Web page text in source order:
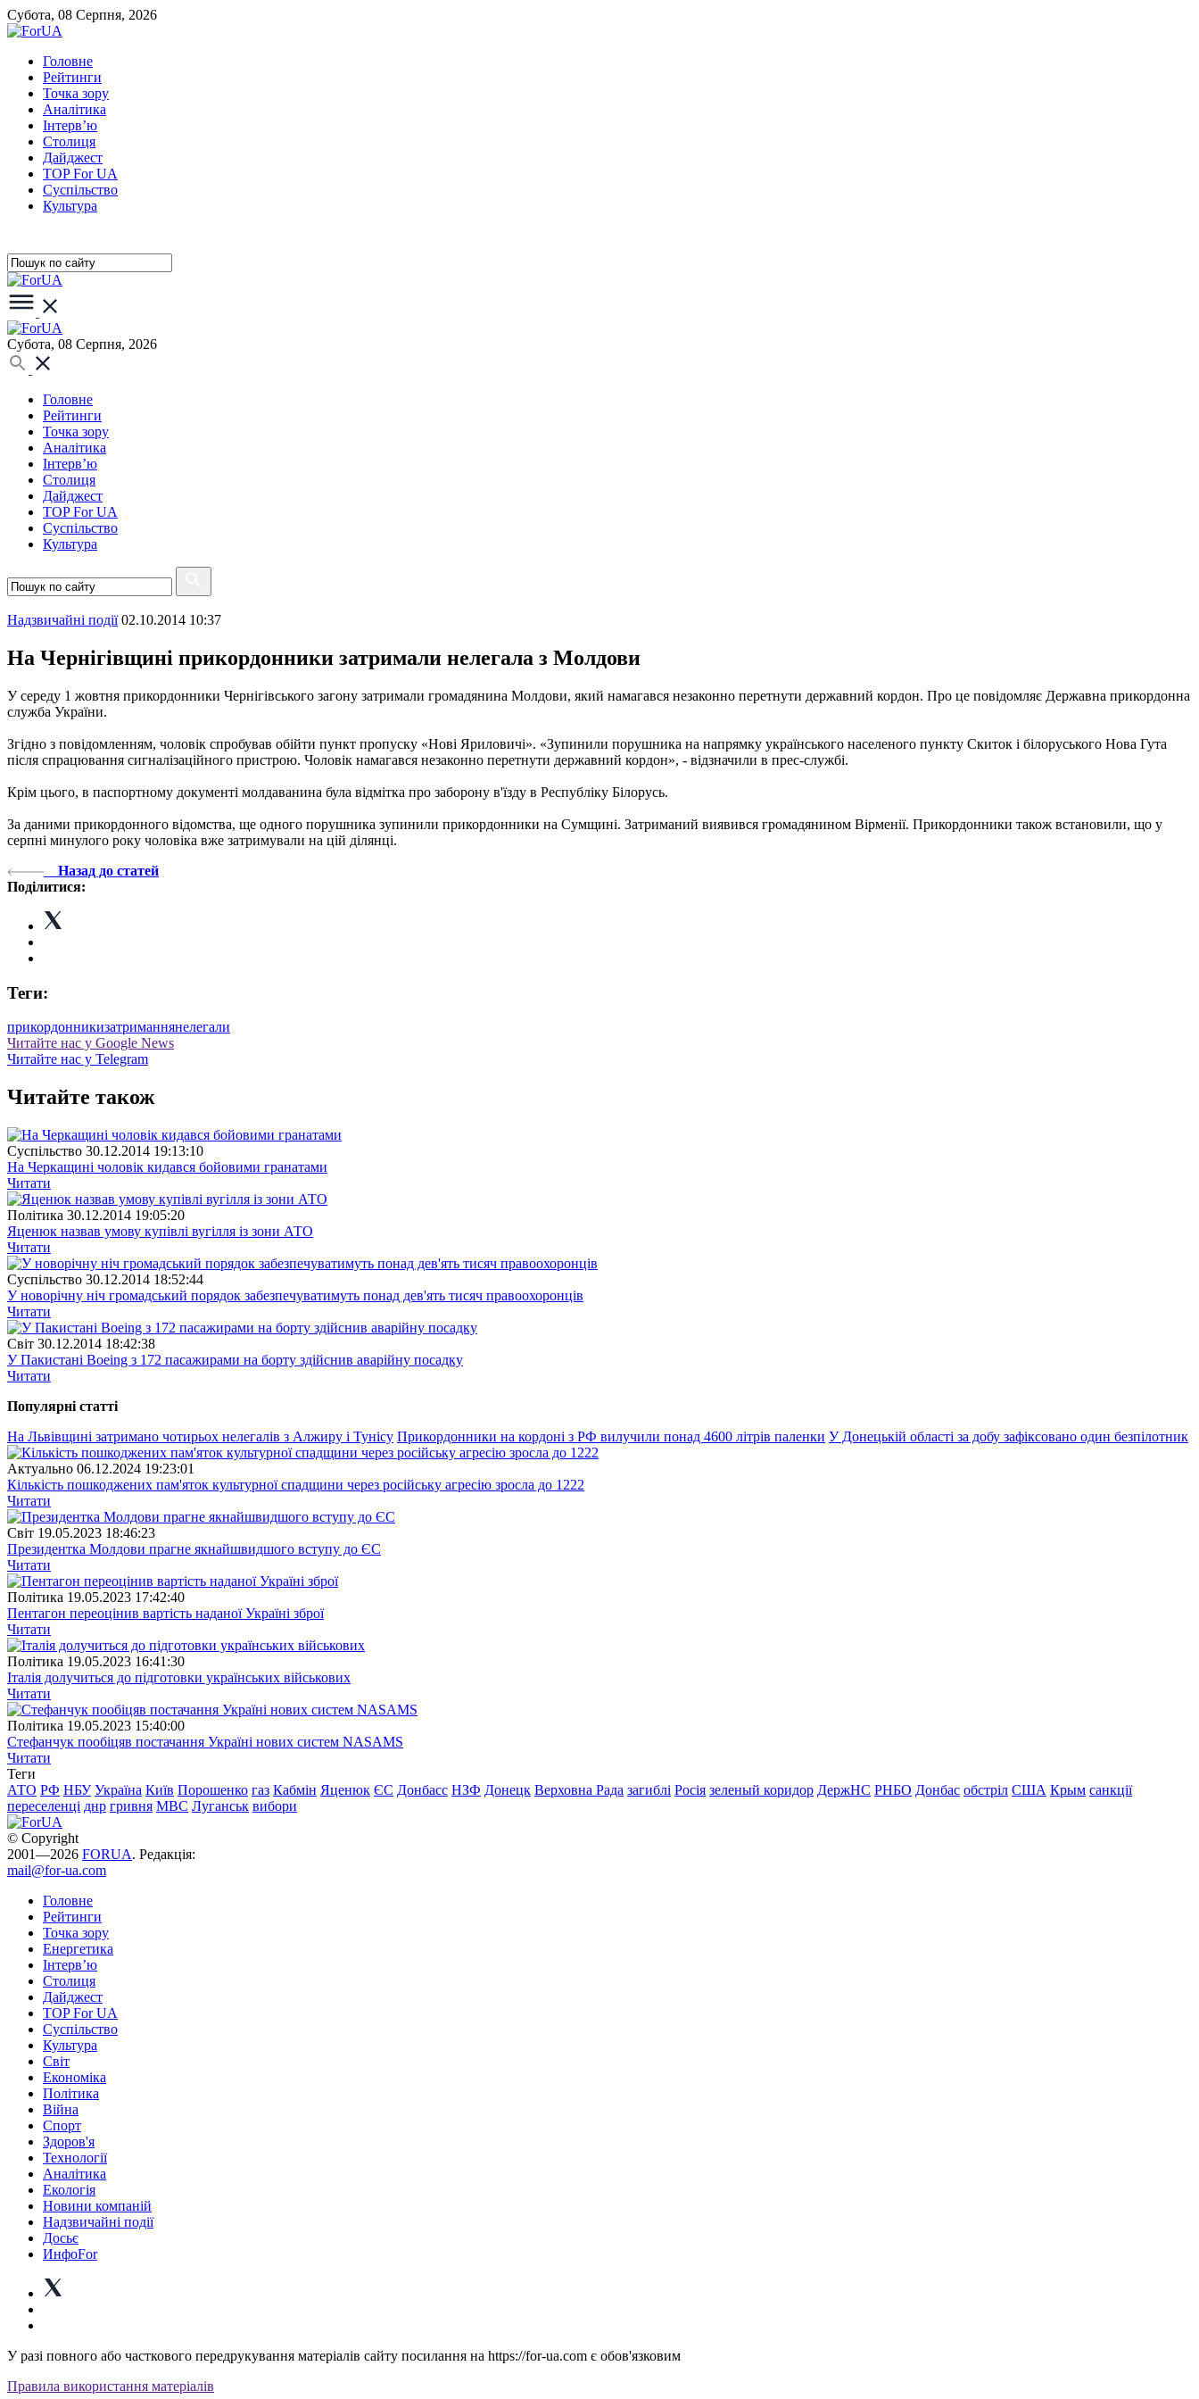
Субота, 08 Серпня, 2026
Головне
Рейтинги
Точка зору
Аналітика
Інтерв’ю
Столиця
Дайджест
TOP For UA
Суспiльство
Культура
Субота, 08 Серпня, 2026
Головне
Рейтинги
Точка зору
Аналітика
Інтерв’ю
Столиця
Дайджест
TOP For UA
Суспiльство
Культура
Надзвичайні події 02.10.2014 10:37
На Чернігівщині прикордонники затримали нелегала з Молдови
У середу 1 жовтня прикордонники Чернігівського загону затримали громадянина Молдови, який намагався незаконно перетнути державний кордон. Про це повідомляє Державна прикордонна
служба України.
Згідно з повідомленням, чоловік спробував обійти пункт пропуску «Нові Яриловичі». «Зупинили порушника на напрямку українського населеного пункту Скиток і білоруського Нова Гута
після спрацювання сигналізаційного пристрою. Чоловік намагався незаконно перетнути державний кордон», - відзначили в прес-службі.
Крім цього, в паспортному документі молдаванина була відмітка про заборону в'їзду в Республіку Білорусь.
За даними прикордонного відомства, ще одного порушника зупинили прикордонники на Сумщині. Затриманий виявився громадянином Вірменії. Прикордонники також встановили, що у
серпні минулого року чоловіка вже затримували на цій ділянці.
Назад до статей
Поділитися:
Теги:
прикордонникизатриманнянелегали
Читайте нас у Google News
Читайте нас у Telegram
Читайте також
Суспiльство 30.12.2014 19:13:10
На Черкащині чоловік кидався бойовими гранатами
Читати
Полiтика 30.12.2014 19:05:20
Яценюк назвав умову купівлі вугілля із зони АТО
Читати
Суспiльство 30.12.2014 18:52:44
У новорічну ніч громадський порядок забезпечуватимуть понад дев'ять тисяч правоохоронців
Читати
Свiт 30.12.2014 18:42:38
У Пакистані Boeing з 172 пасажирами на борту здійснив аварійну посадку
Читати
Популярнi статтi
На Львівщині затримано чотирьох нелегалів з Алжиру і Тунісу Прикордонники на кордоні з РФ вилучили понад 4600 літрів паленки У Донецькій області за добу зафіксовано один безпілотник
Актуально 06.12.2024 19:23:01
Кількість пошкоджених пам'яток культурної спадщини через російську агресію зросла до 1222
Читати
Свiт 19.05.2023 18:46:23
Президентка Молдови прагне якнайшвидшого вступу до ЄС
Читати
Полiтика 19.05.2023 17:42:40
Пентагон переоцінив вартість наданої Україні зброї
Читати
Полiтика 19.05.2023 16:41:30
Італія долучиться до підготовки українських військових
Читати
Полiтика 19.05.2023 15:40:00
Стефанчук пообіцяв постачання Україні нових систем NASAMS
Читати
Теги
АТО РФ НБУ Україна Київ Порошенко газ Кабмін Яценюк ЄС Донбасс НЗФ Донецк Верховна Рада загиблі Росія зеленый коридор ДержНС РНБО Донбас обстріл США Крым санкції
переселенці днр гривня МВС Луганськ вибори
© Copyright
2001—2026 FORUA. Редакція:
mail@for-ua.com
Головне
Рейтинги
Точка зору
Енергетика
Інтерв’ю
Столиця
Дайджест
TOP For UA
Суспiльство
Культура
Світ
Економіка
Політика
Війна
Спорт
Здоров'я
Технології
Аналітика
Екологія
Новини компаній
Надзвичайні події
Досьє
ИнфоFor
У разі повного або часткового передрукування матеріалів сайту посилання на https://for-ua.com є обов'язковим
Правила використання матеріалів